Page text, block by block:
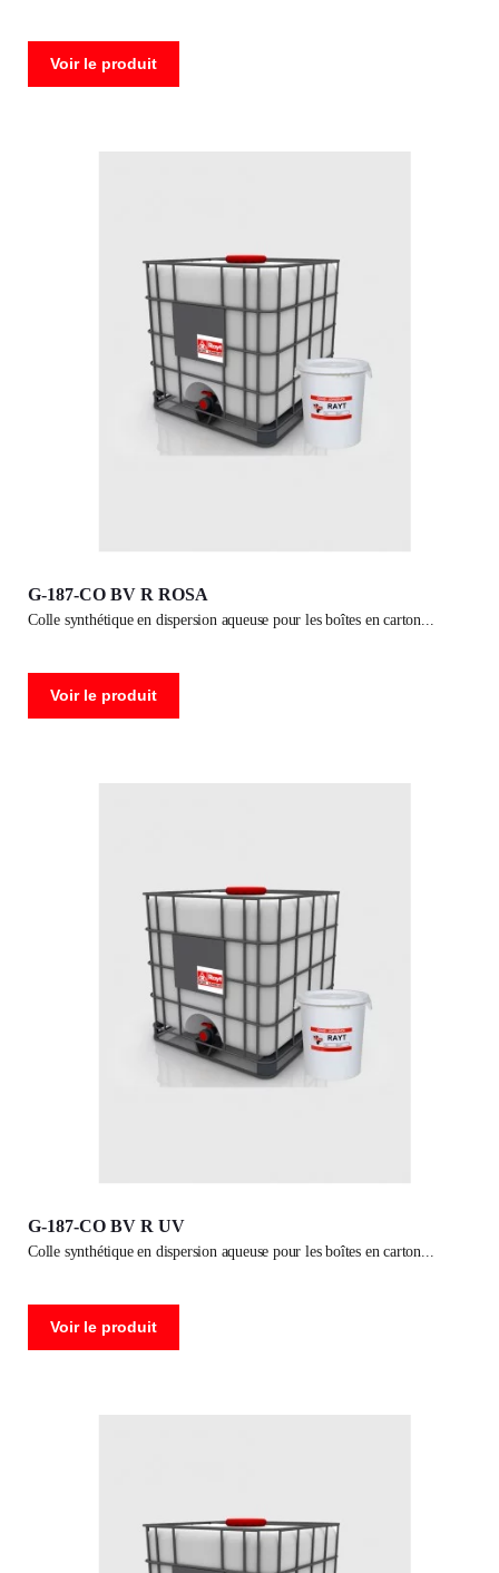
Voir le produit
G-187-CO BV R ROSA
colle synthétique en dispersion aqueuse pour les boîtes en carton
Voir le produit
G-187-CO BV R UV
colle synthétique en dispersion aqueuse pour les boîtes en carton
Voir le produit